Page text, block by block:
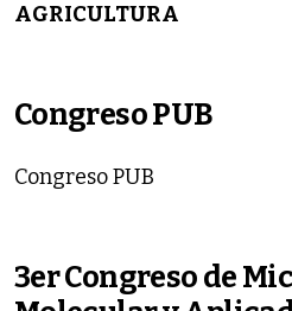
AGRICULTURA
Congreso PUB
Congreso PUB
3er Congreso de